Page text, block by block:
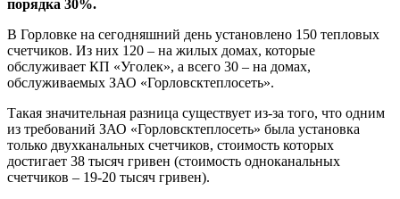
порядка 30%.
В Горловке на сегодняшний день установлено 150 тепловых
счетчиков. Из них 120 – на жилых домах, которые
обслуживает КП «Уголек», а всего 30 – на домах,
обслуживаемых ЗАО «Горловсктеплосеть».
Такая значительная разница существует из-за того, что одним
из требований ЗАО «Горловсктеплосеть» была установка
только двухканальных счетчиков, стоимость которых
достигает 38 тысяч гривен (стоимость одноканальных
счетчиков – 19-20 тысяч гривен).